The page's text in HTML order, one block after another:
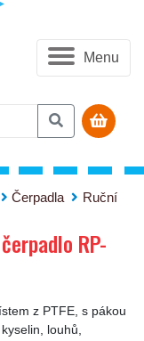
Menu
Čerpadla Ruční
RP-20RT
RP-
z PTFE, s pákou
louhů,